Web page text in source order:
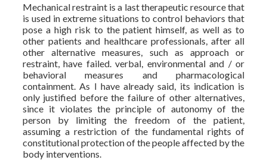
Mechanical restraint is a last therapeutic resource that
is used in extreme situations to control behaviors that
pose a high risk to the patient himself, as well as to
other patients and healthcare professionals, after all
other alternative measures, such as approach or
restraint, have failed. verbal, environmental and / or
behavioral measures and pharmacological
containment. As I have already said, its indication is
only justified before the failure of other alternatives,
since it violates the principle of autonomy of the
person by limiting the freedom of the patient,
assuming a restriction of the fundamental rights of
constitutional protection of the people affected by the
body interventions.